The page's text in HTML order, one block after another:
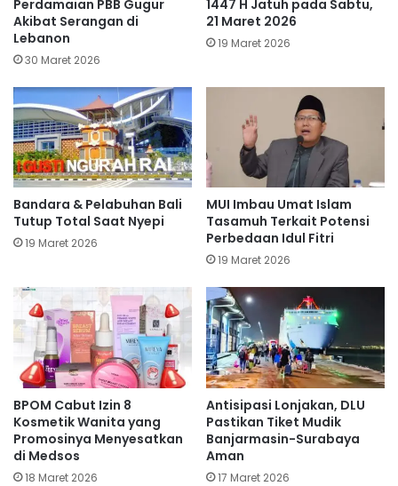
Perdamaian PBB Gugur
Akibat Serangan di
Lebanon
30 Maret 2026
1447 H Jatuh pada Sabtu,
21 Maret 2026
19 Maret 2026
Bandara & Pelabuhan Bali
Tutup Total Saat Nyepi
19 Maret 2026
MUI Imbau Umat Islam
Tasamuh Terkait Potensi
Perbedaan Idul Fitri
19 Maret 2026
BPOM Cabut Izin 8
Kosmetik Wanita yang
Promosinya Menyesatkan
di Medsos
18 Maret 2026
Antisipasi Lonjakan, DLU
Pastikan Tiket Mudik
Banjarmasin-Surabaya
Aman
17 Maret 2026